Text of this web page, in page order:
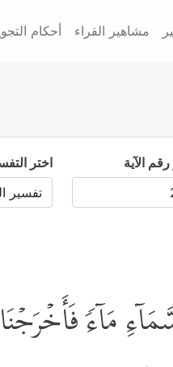
مشاهير القراء أحكام
الآية اختر
مَاۤءࣰ